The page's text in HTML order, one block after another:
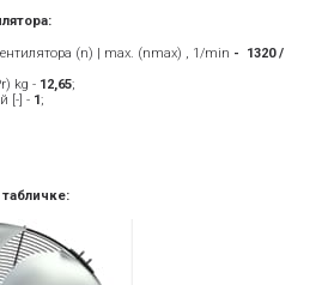
(n) | max. (nmax) , 1/min - ­ 1320 /
kg - 12,65;
[-] - 1;